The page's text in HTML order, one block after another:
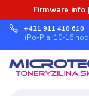
Firmware
+421 911 410 610
(Po-Pia, 10-16